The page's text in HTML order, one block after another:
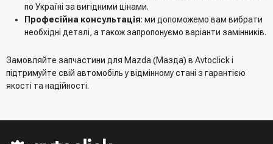
по Україні за вигідними цінами.
Професійна консультація: ми допоможемо вам вибрати
необхідні деталі, а також запропонуємо варіанти замінників.
Замовляйте запчастини для Mazda (Мазда) в Avtoclick і
підтримуйте свій автомобіль у відмінному стані з гарантією
якості та надійності.